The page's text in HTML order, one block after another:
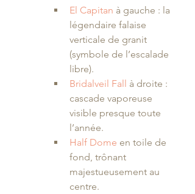
El Capitan à gauche : la
légendaire falaise
verticale de granit
(symbole de l’escalade
libre).
Bridalveil Fall à droite :
cascade vaporeuse
visible presque toute
l’année.
Half Dome en toile de
fond, trônant
majestueusement au
centre.